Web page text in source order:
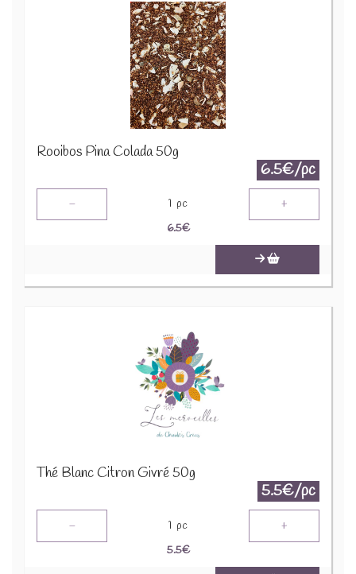
Rooibos Pina Colada 50g
6.5€/pc
- 1 pc +
6.5€
Thé Blanc Citron Givré 50g
5.5€/pc
- 1 pc +
5.5€